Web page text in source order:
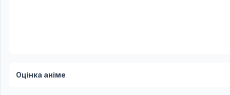
Оцінка аніме